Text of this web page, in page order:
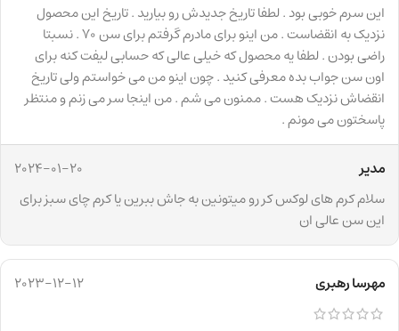
این سرم خوبی بود . لطفا تاریخ جدیدش رو بیارید . تاریخ این محصول
نزدیک به انقضاست . من اینو برای مادرم گرفتم برای سن 70 . نسبتا
راضی بودن . لطفا یه محصول که خیلی عالی که حسابی لیفت کنه برای
اون سن جواب بده معرفی کنید . چون اینو من می خواستم ولی تاریخ
انقضاش نزدیک هست . ممنون می شم . من اینجا سر می زنم و منتظر
پاسختون می مونم .
مدیر
2024-01-20
سلام کرم های لوکس کر رو میتونین به جاش ببرین یا کرم چای سبز برای
این سن عالی ان
مهرسا رهبری 2023-12-12